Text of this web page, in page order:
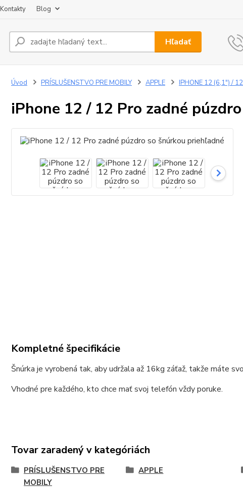
Kontakty Blog
Hľadať
Úvod PRÍSLUŠENSTVO PRE MOBILY APPLE IPHONE 12 (6,1") /
iPhone 12 / 12 Pro zadné
Kompletné špecifikácie
Šnúrka je vyrobená tak, aby udržala až 16kg záťaž, takže máte
Vhodné pre každého, kto chce mať svoj telefón vždy poruke.
Tovar zaradený v kategóriách
PRÍSLUŠENSTVO PRE
MOBILY
APPLE